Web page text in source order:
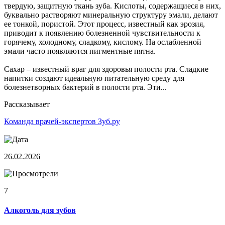
твердую, защитную ткань зуба. Кислоты, содержащиеся в них,
буквально растворяют минеральную структуру эмали, делают
ее тонкой, пористой. Этот процесс, известный как эрозия,
приводит к появлению болезненной чувствительности к
горячему, холодному, сладкому, кислому. На ослабленной
эмали часто появляются пигментные пятна.
Сахар – известный враг для здоровья полости рта. Сладкие
напитки создают идеальную питательную среду для
болезнетворных бактерий в полости рта. Эти...
Рассказывает
Команда врачей-экспертов Зуб.ру
26.02.2026
7
Алкоголь для зубов